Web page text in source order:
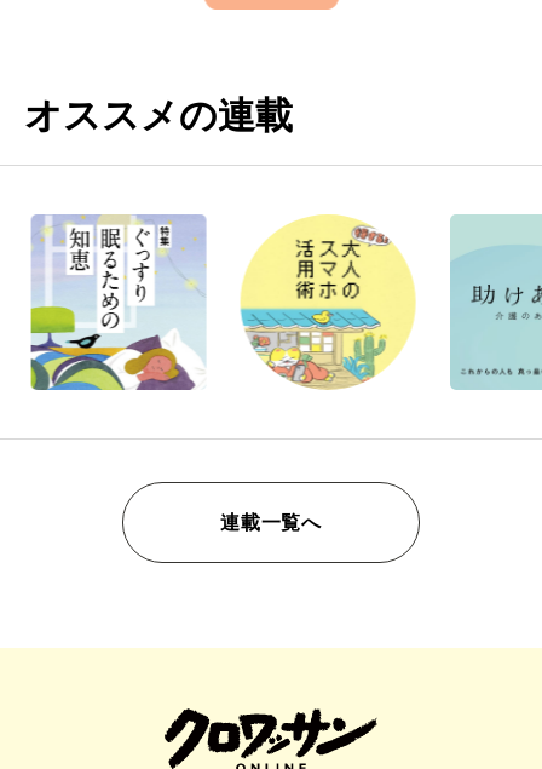
オススメの連載
連載一覧へ